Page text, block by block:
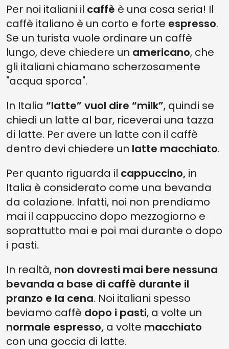
Per noi italiani il caffè è una cosa seria! Il
caffè italiano è un corto e forte espresso.
Se un turista vuole ordinare un caffè
lungo, deve chiedere un americano, che
gli italiani chiamano scherzosamente
"acqua sporca".
In Italia “latte” vuol dire “milk”, quindi se
chiedi un latte al bar, riceverai una tazza
di latte. Per avere un latte con il caffè
dentro devi chiedere un latte macchiato.
Per quanto riguarda il cappuccino, in
Italia è considerato come una bevanda
da colazione. Infatti, noi non prendiamo
mai il cappuccino dopo mezzogiorno e
soprattutto mai e poi mai durante o dopo
i pasti.
In realtà, non dovresti mai bere nessuna
bevanda a base di caffè durante il
pranzo e la cena. Noi italiani spesso
beviamo caffè dopo i pasti, a volte un
normale espresso, a volte macchiato
con una goccia di latte.